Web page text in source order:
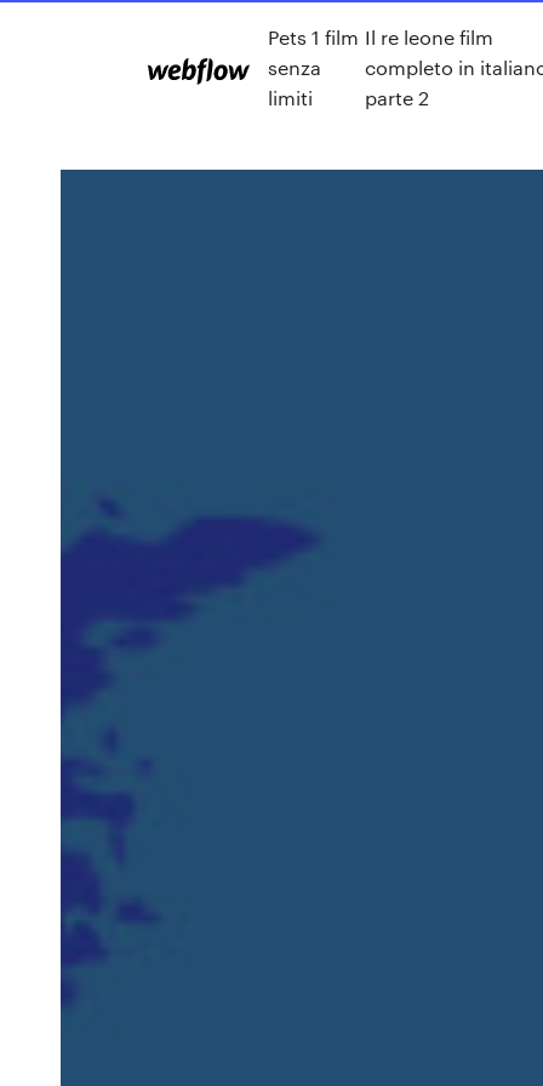
Pets 1 film
senza
limiti
Il re leone film
completo in
parte 2